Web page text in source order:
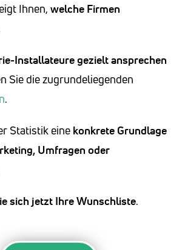
Ihnen, welche Firmen
Installateuregezielt ansprechen
Sie die zugrundeliegenden
.
Statistik eine konkrete Grundlage
Umfragen oder
sich jetzt Ihre Wunschliste.